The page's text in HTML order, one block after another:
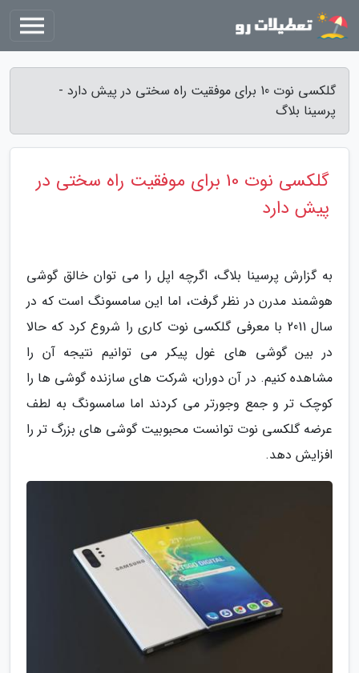
گلکسی نوت 10 برای موفقیت راه سختی در پیش دارد -
پرسینا بلاگ
گلکسی نوت 10 برای موفقیت راه سختی در
پیش دارد
به گزارش پرسینا بلاگ، اگرچه اپل را می توان خالق گوشی
هوشمند مدرن در نظر گرفت، اما این سامسونگ است که در
سال 2011 با معرفی گلکسی نوت کاری را شروع کرد که حالا
در بین گوشی های غول پیکر می توانیم نتیجه آن را
مشاهده کنیم. در آن دوران، شرکت های سازنده گوشی ها را
کوچک تر و جمع وجورتر می کردند اما سامسونگ به لطف
عرضه گلکسی نوت توانست محبوبیت گوشی های بزرگ تر را
افزایش دهد.